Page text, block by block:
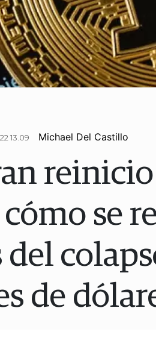
13.09 Michael Del Castillo
reinicio
se
del
de